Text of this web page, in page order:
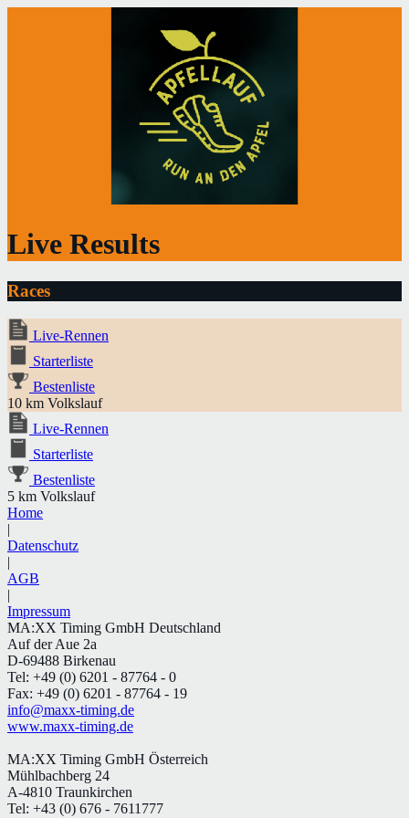
Live Results
Races
Live-Rennen
Starterliste
Bestenliste
10 km Volkslauf
Live-Rennen
Starterliste
Bestenliste
5 km Volkslauf
Home
|
Datenschutz
|
AGB
|
Impressum
MA:XX Timing GmbH Deutschland
Auf der Aue 2a
D-69488 Birkenau
Tel: +49 (0) 6201 - 87764 - 0
Fax: +49 (0) 6201 - 87764 - 19
info@maxx-timing.de
www.maxx-timing.de
MA:XX Timing GmbH Österreich
Mühlbachberg 24
A-4810 Traunkirchen
Tel: +43 (0) 676 - 7611777